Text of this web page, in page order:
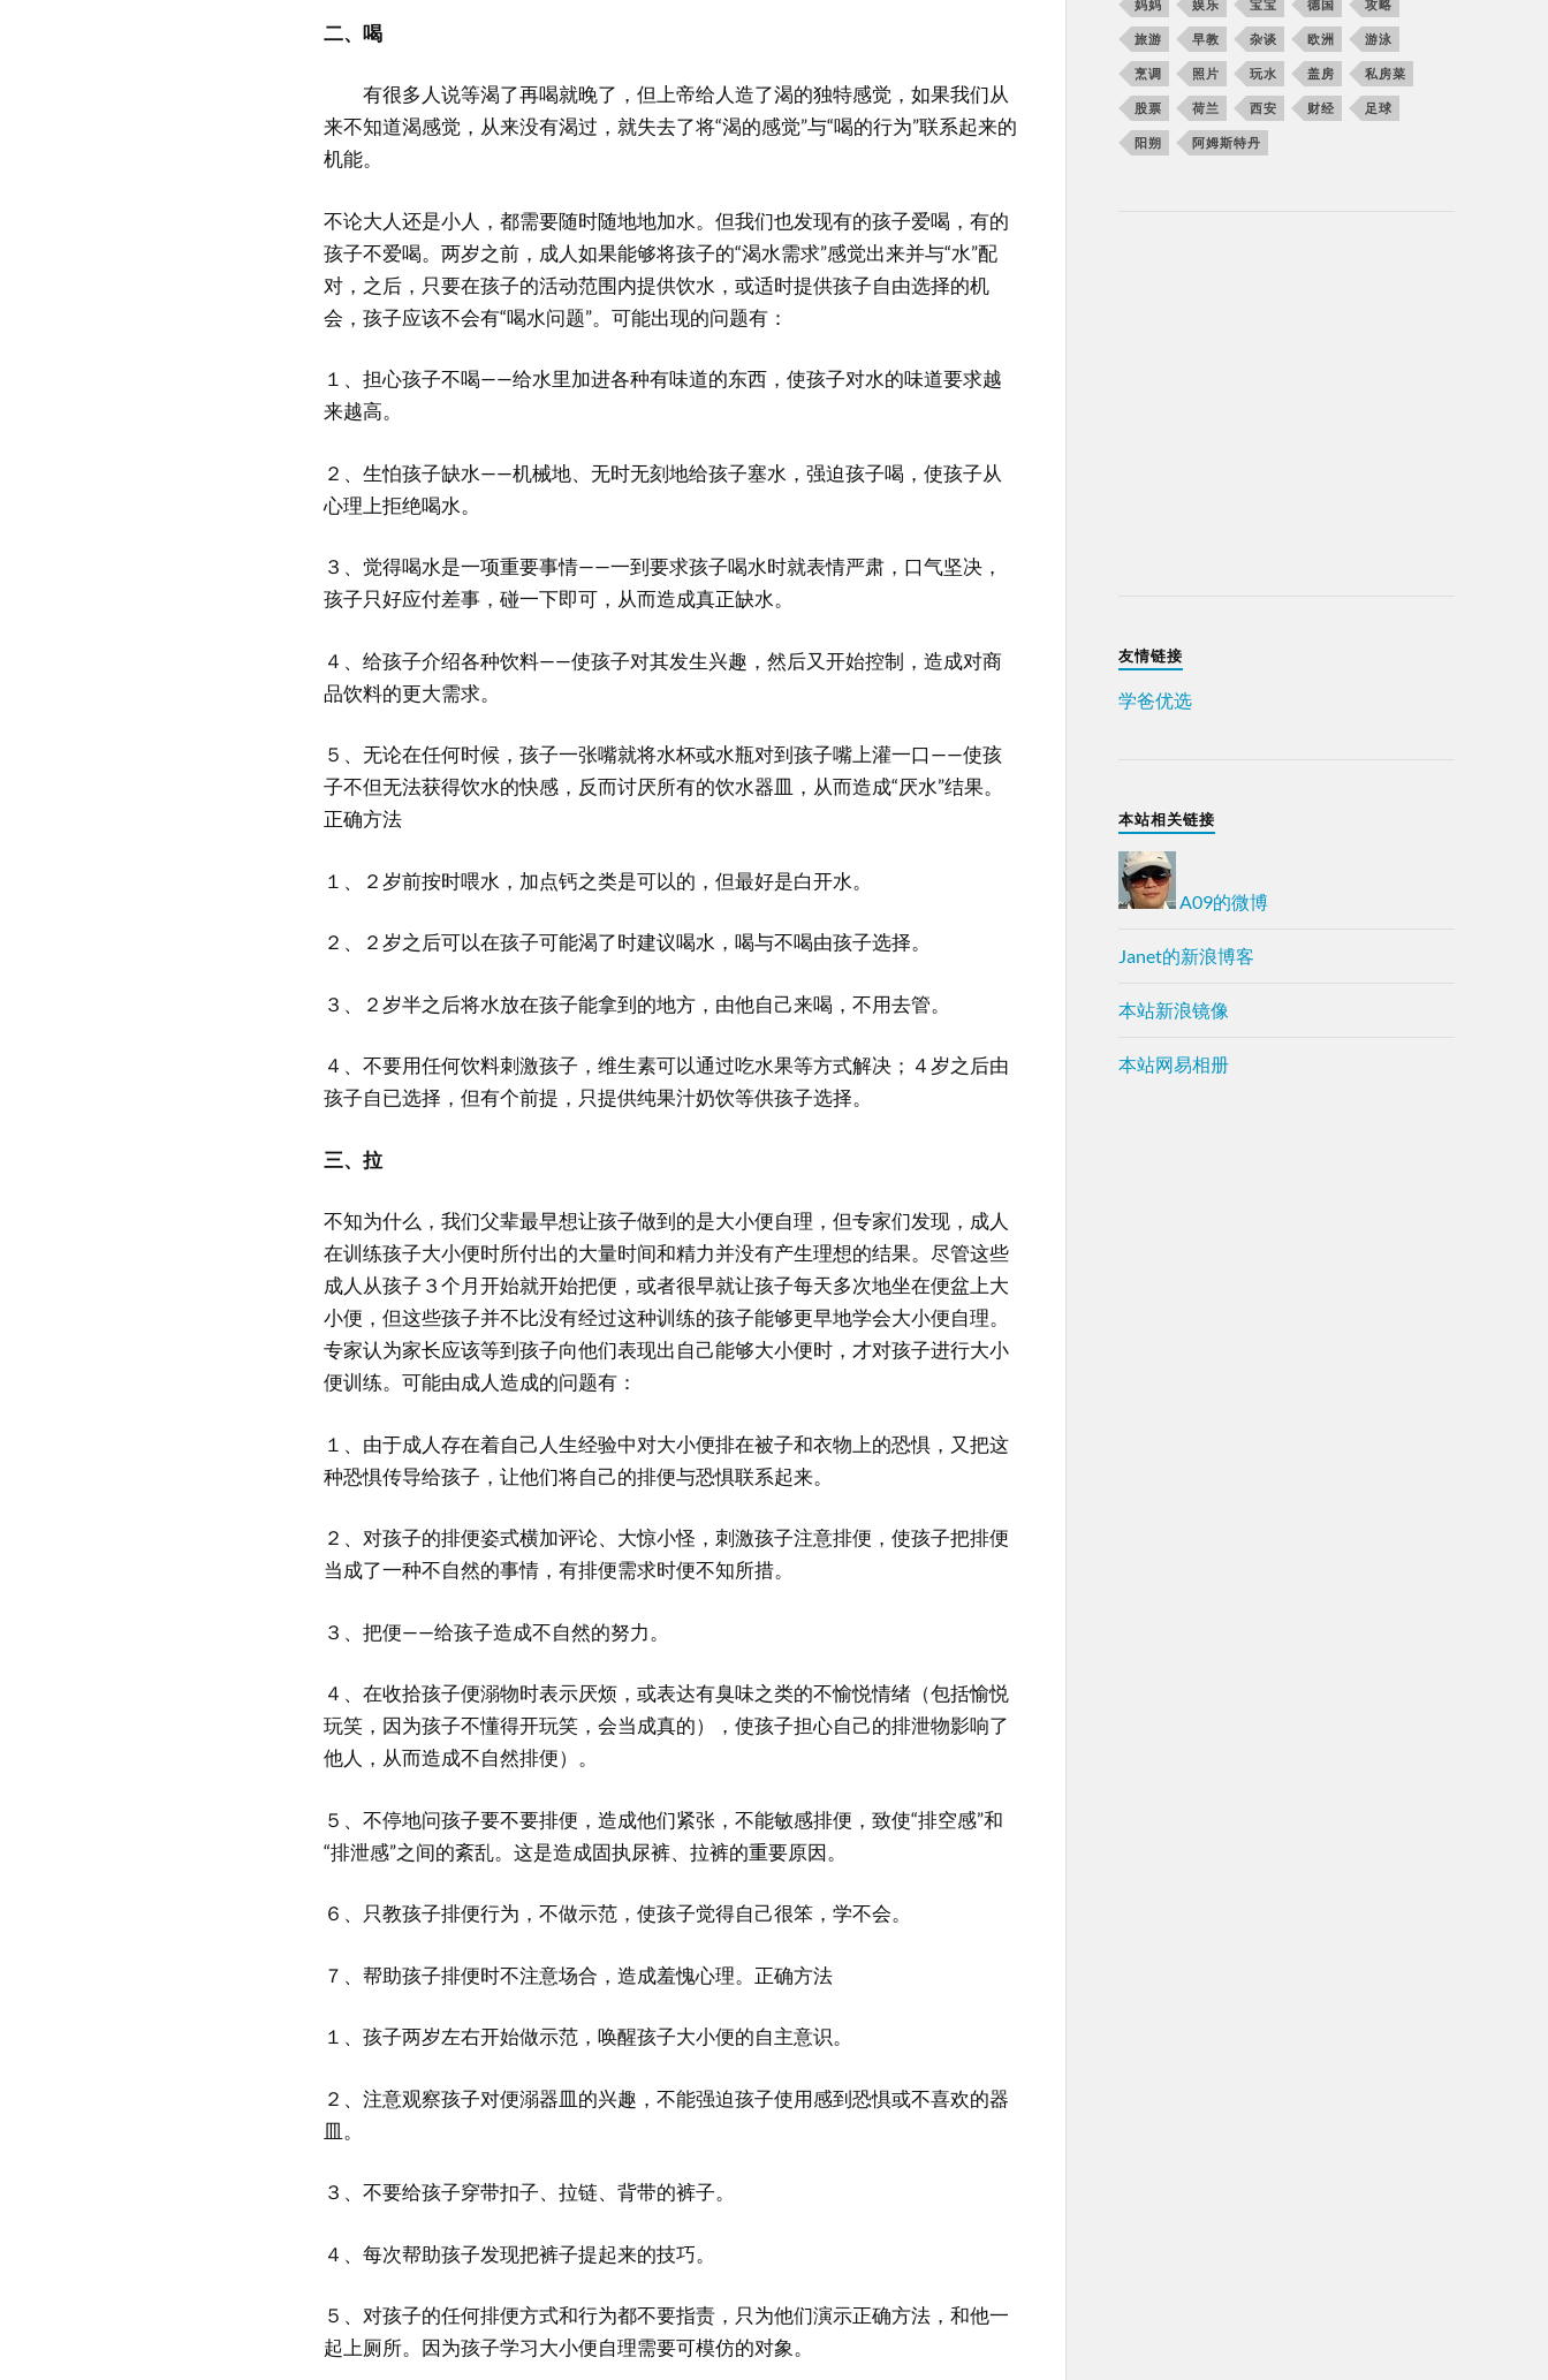
二、喝
有很多人说等渴了再喝就晚了，但上帝给人造了渴的独特感觉，如果我们从
来不知道渴感觉，从来没有渴过，就失去了将“渴的感觉”与“喝的行为”联系起来的
机能。
不论大人还是小人，都需要随时随地地加水。但我们也发现有的孩子爱喝，有的
孩子不爱喝。两岁之前，成人如果能够将孩子的“渴水需求”感觉出来并与“水”配
对，之后，只要在孩子的活动范围内提供饮水，或适时提供孩子自由选择的机
会，孩子应该不会有“喝水问题”。可能出现的问题有：
１、担心孩子不喝——给水里加进各种有味道的东西，使孩子对水的味道要求越
来越高。
２、生怕孩子缺水——机械地、无时无刻地给孩子塞水，强迫孩子喝，使孩子从
心理上拒绝喝水。
３、觉得喝水是一项重要事情——一到要求孩子喝水时就表情严肃，口气坚决，
孩子只好应付差事，碰一下即可，从而造成真正缺水。
４、给孩子介绍各种饮料——使孩子对其发生兴趣，然后又开始控制，造成对商
品饮料的更大需求。
５、无论在任何时候，孩子一张嘴就将水杯或水瓶对到孩子嘴上灌一口——使孩
子不但无法获得饮水的快感，反而讨厌所有的饮水器皿，从而造成“厌水”结果。
正确方法
１、２岁前按时喂水，加点钙之类是可以的，但最好是白开水。
２、２岁之后可以在孩子可能渴了时建议喝水，喝与不喝由孩子选择。
３、２岁半之后将水放在孩子能拿到的地方，由他自己来喝，不用去管。
４、不要用任何饮料刺激孩子，维生素可以通过吃水果等方式解决；４岁之后由
孩子自已选择，但有个前提，只提供纯果汁奶饮等供孩子选择。
三、拉
不知为什么，我们父辈最早想让孩子做到的是大小便自理，但专家们发现，成人
在训练孩子大小便时所付出的大量时间和精力并没有产生理想的结果。尽管这些
成人从孩子３个月开始就开始把便，或者很早就让孩子每天多次地坐在便盆上大
小便，但这些孩子并不比没有经过这种训练的孩子能够更早地学会大小便自理。
专家认为家长应该等到孩子向他们表现出自己能够大小便时，才对孩子进行大小
便训练。可能由成人造成的问题有：
１、由于成人存在着自己人生经验中对大小便排在被子和衣物上的恐惧，又把这
种恐惧传导给孩子，让他们将自己的排便与恐惧联系起来。
２、对孩子的排便姿式横加评论、大惊小怪，刺激孩子注意排便，使孩子把排便
当成了一种不自然的事情，有排便需求时便不知所措。
３、把便——给孩子造成不自然的努力。
４、在收拾孩子便溺物时表示厌烦，或表达有臭味之类的不愉悦情绪（包括愉悦
玩笑，因为孩子不懂得开玩笑，会当成真的），使孩子担心自己的排泄物影响了
他人，从而造成不自然排便）。
５、不停地问孩子要不要排便，造成他们紧张，不能敏感排便，致使“排空感”和
“排泄感”之间的紊乱。这是造成固执尿裤、拉裤的重要原因。
６、只教孩子排便行为，不做示范，使孩子觉得自己很笨，学不会。
７、帮助孩子排便时不注意场合，造成羞愧心理。正确方法
１、孩子两岁左右开始做示范，唤醒孩子大小便的自主意识。
２、注意观察孩子对便溺器皿的兴趣，不能强迫孩子使用感到恐惧或不喜欢的器
皿。
３、不要给孩子穿带扣子、拉链、背带的裤子。
４、每次帮助孩子发现把裤子提起来的技巧。
５、对孩子的任何排便方式和行为都不要指责，只为他们演示正确方法，和他一
起上厕所。因为孩子学习大小便自理需要可模仿的对象。
妈妈 娱乐 宝宝 德国 攻略
旅游 早教 杂谈 欧洲 游泳
烹调 照片 玩水 盖房 私房菜
股票 荷兰 西安 财经 足球
阳朔 阿姆斯特丹
友情链接
学爸优选
本站相关链接
A09的微博
Janet的新浪博客
本站新浪镜像
本站网易相册